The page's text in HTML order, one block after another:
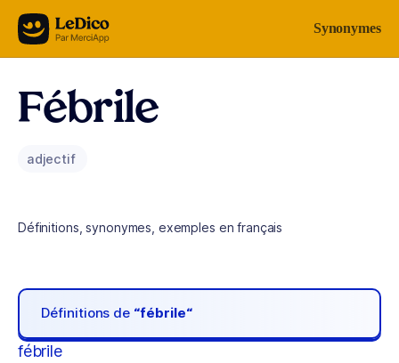
Aller au contenu Synonymes
Fébrile
adjectif
Définitions, synonymes, exemples en français
Définitions de “fébrile“
fébrile